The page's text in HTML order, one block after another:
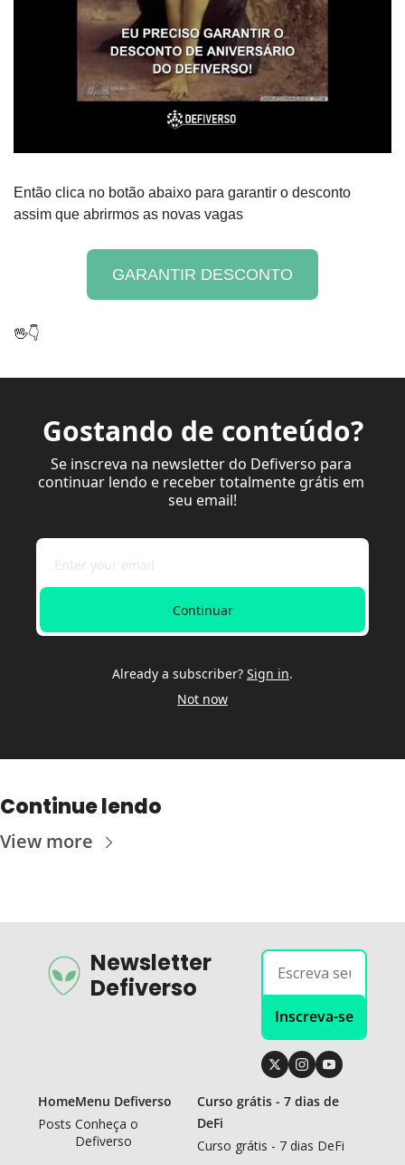
Então clica no botão abaixo para garantir o desconto
assim que abrirmos as novas vagas
GARANTIR DESCONTO
🖖👇
Gostando de conteúdo?
Se inscreva na newsletter do Defiverso para
continuar lendo e receber totalmente grátis em
seu email!
Continuar
Already a subscriber? Sign in.
Not now
Continue lendo
View more
Newsletter
Defiverso
Inscreva-se
Home
Posts
Menu Defiverso
Conheça o
Defiverso
Curso grátis - 7 dias de
DeFi
Curso grátis - 7 dias DeFi